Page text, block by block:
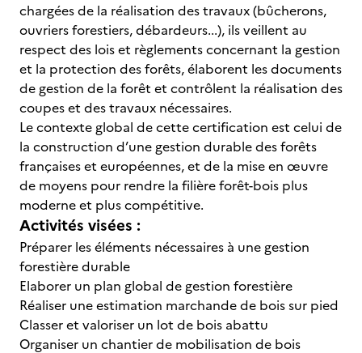
chargées de la réalisation des travaux (bûcherons,
ouvriers forestiers, débardeurs...), ils veillent au
respect des lois et règlements concernant la gestion
et la protection des forêts, élaborent les documents
de gestion de la forêt et contrôlent la réalisation des
coupes et des travaux nécessaires.
Le contexte global de cette certification est celui de
la construction d’une gestion durable des forêts
françaises et européennes, et de la mise en œuvre
de moyens pour rendre la filière forêt-bois plus
moderne et plus compétitive.
Activités visées :
Préparer les éléments nécessaires à une gestion
forestière durable
Elaborer un plan global de gestion forestière
Réaliser une estimation marchande de bois sur pied
Classer et valoriser un lot de bois abattu
Organiser un chantier de mobilisation de bois